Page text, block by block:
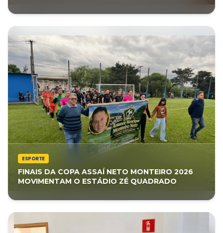
ESPORTE
FINAIS DA COPA ASSAÍ NETO MONTEIRO 2026
MOVIMENTAM O ESTÁDIO ZÉ QUADRADO